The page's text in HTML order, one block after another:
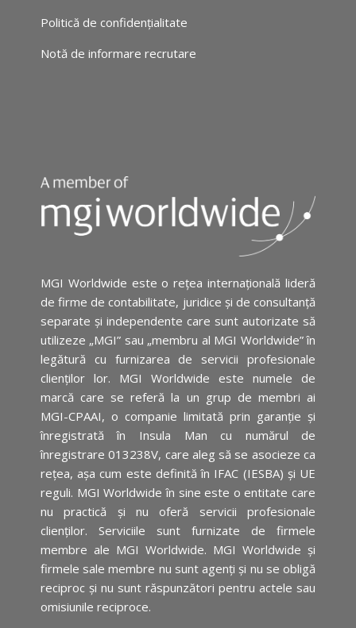
Politică de confidențialitate
Notă de informare recrutare
MGI Worldwide este o rețea internațională lideră
de firme de contabilitate, juridice și de consultanță
separate și independente care sunt autorizate să
utilizeze „MGI” sau „membru al MGI Worldwide” în
legătură cu furnizarea de servicii profesionale
clienților lor. MGI Worldwide este numele de
marcă care se referă la un grup de membri ai
MGI-CPAAI, o companie limitată prin garanție și
înregistrată în Insula Man cu numărul de
înregistrare 013238V, care aleg să se asocieze ca
rețea, așa cum este definită în IFAC (IESBA) și UE
reguli. MGI Worldwide în sine este o entitate care
nu practică și nu oferă servicii profesionale
clienților. Serviciile sunt furnizate de firmele
membre ale MGI Worldwide. MGI Worldwide și
firmele sale membre nu sunt agenți și nu se obligă
reciproc și nu sunt răspunzători pentru actele sau
omisiunile reciproce.